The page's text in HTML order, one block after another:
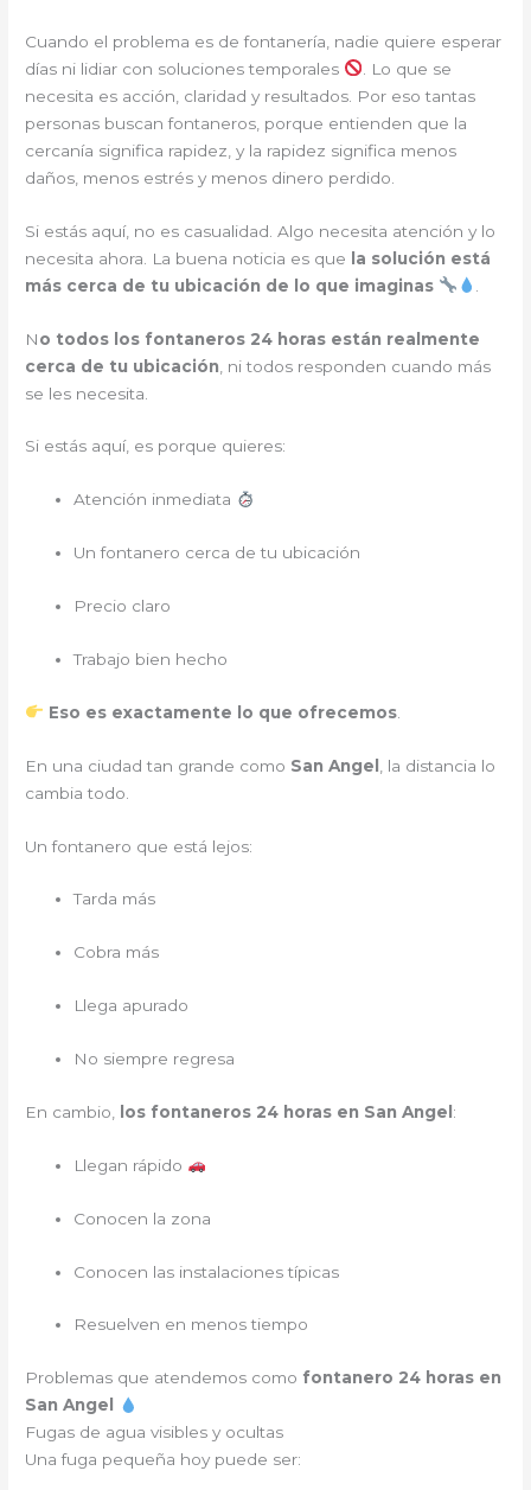
Cuando el problema es de fontanería, nadie quiere esperar
días ni lidiar con soluciones temporales
. Lo que se
necesita es acción, claridad y resultados. Por eso tantas
personas buscan fontaneros, porque entienden que la
cercanía significa rapidez, y la rapidez significa menos
daños, menos estrés y menos dinero perdido.
Si estás aquí, no es casualidad. Algo necesita atención y lo
necesita ahora. La buena noticia es que
la solución está
más cerca de tu ubicación de lo que imaginas
No todos los fontaneros 24 horas están realmente
cerca de tu ubicación , ni todos responden cuando más
se les necesita.
Si estás aquí, es porque quieres:
Atención inmediata
Un fontanero cerca de tu ubicación
Precio claro
Trabajo bien hecho
Eso es exactamente lo que ofrecemos.
En una ciudad tan grande como San Angel
, la distancia lo
cambia todo.
Un fontanero que está lejos:
Tarda más
Cobra más
Llega apurado
No siempre regresa
En cambio, los fontaneros 24 horas en San Angel :
Llegan rápido
Conocen la zona
Conocen las instalaciones típicas
Resuelven en menos tiempo
Problemas que atendemos como fontanero 24 horas en
San Angel
Fugas de agua visibles y ocultas
Una fuga pequeña hoy puede ser: